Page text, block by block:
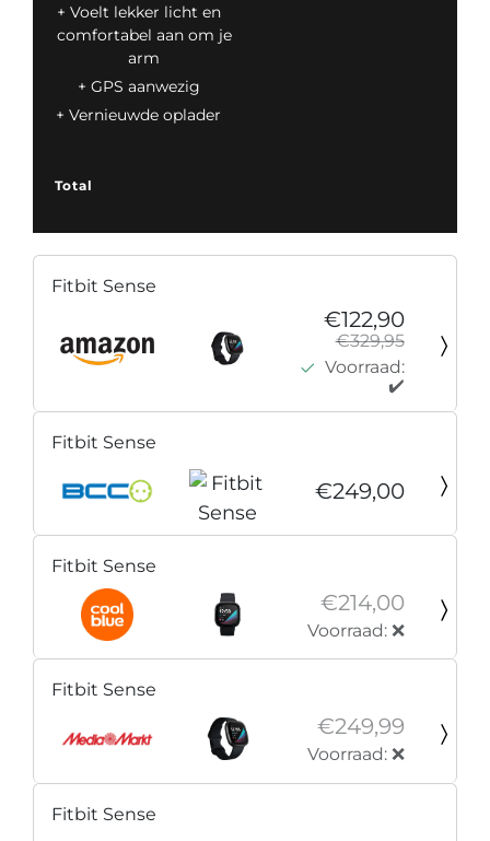
Total
Voelt lekker licht en
comfortabel aan om je
arm
GPS aanwezig
Vernieuwde oplader
Fitbit Sense
€122,90
€329,95
Voorraad:
✔️
Fitbit Sense
€249,00
Fitbit Sense
€214,00
Voorraad: ❌
Fitbit Sense
€249,99
Voorraad: ❌
Fitbit Sense